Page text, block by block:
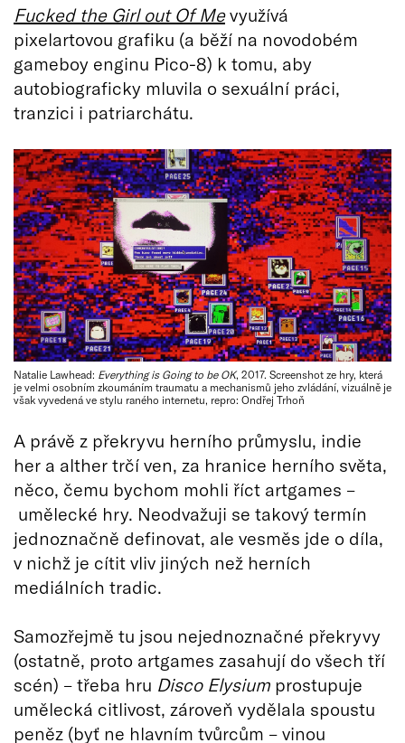
Fucked the Girl out Of Mevyužívá
pixelartovou grafiku (a běží na novodobém
gameboy enginu Pico-8) k tomu, aby
autobiograficky mluvila o sexuální práci,
tranzici i patriarchátu.
Natalie Lawhead: Everything is Going to be OK, 2017. Screenshot ze hry, která
je velmi osobním zkoumáním traumatu a mechanismů jeho zvládání, vizuálně je
však vyvedená ve stylu raného internetu, repro: Ondřej Trhoň
A právě z překryvu herního průmyslu, indie
her a alther trčí ven, za hranice herního světa,
něco, čemu bychom mohli říct artgames –
umělecké hry. Neodvažuji se takový termín
jednoznačně definovat, ale vesměs jde o díla,
v nichž je cítit vliv jiných než herních
mediálních tradic.
Samozřejmě tu jsou nejednoznačné překryvy
(ostatně, proto artgames zasahují do všech tří
scén) – třeba hru Disco Elysium prostupuje
umělecká citlivost, zároveň vydělala spoustu
peněz (byť ne hlavním tvůrcům – vinou